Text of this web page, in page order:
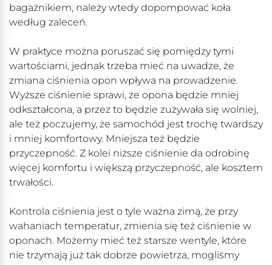
bagażnikiem, należy wtedy dopompować koła
według zaleceń.
W praktyce można poruszać się pomiędzy tymi
wartościami, jednak trzeba mieć na uwadze, że
zmiana ciśnienia opon wpływa na prowadzenie.
Wyższe ciśnienie sprawi, że opona będzie mniej
odkształcona, a przez to będzie zużywała się wolniej,
ale też poczujemy, że samochód jest trochę twardszy
i mniej komfortowy. Mniejsza też będzie
przyczepność. Z kolei niższe ciśnienie da odrobinę
więcej komfortu i większą przyczepność, ale kosztem
trwałości.
Kontrola ciśnienia jest o tyle ważna zimą, że przy
wahaniach temperatur, zmienia się też ciśnienie w
oponach. Możemy mieć też starsze wentyle, które
nie trzymają już tak dobrze powietrza, mogliśmy